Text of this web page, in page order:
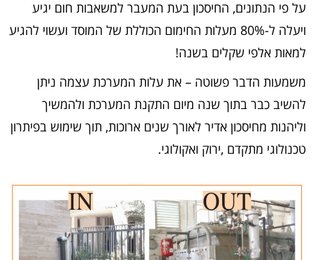
על פי הנתונים, החיסכון בעת המעבר למשאבות חום יגיע
ויעלה ל-80% מעלות החימום הכוללת של המוסד ועשוי להגיע
למאות אלפי שקלים בשנה!
משמעות הדבר פשוטה – את עלות המערכת עצמה ניתן
להשיב כבר בתוך שנה מיום התקנת המערכת ולהמשיך
וליהנות מחיסכון אדיר לאורך שנים ארוכות, תוך שימוש בפיתרון
טכנולוגי מתקדם ,ירוק ואקולוגי.